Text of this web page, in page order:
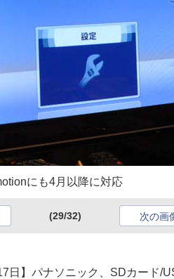
にも4月以降に対応
(29/32) 次の画
日】パナソニック、SDカード/